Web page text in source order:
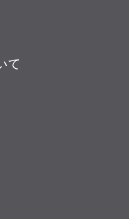
て